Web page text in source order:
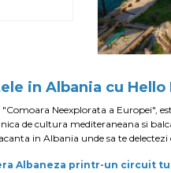
in Albania cu
Neexplorata a Europei",
de cultura mediteraneana si
in Albania unde sa te
Albaneza printr-un circuit